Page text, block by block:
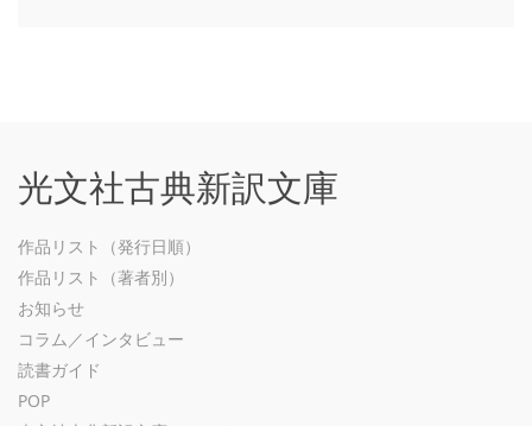
光文社古典新訳文庫
作品リスト（発行日順）
作品リスト（著者別）
お知らせ
コラム／インタビュー
読書ガイド
POP